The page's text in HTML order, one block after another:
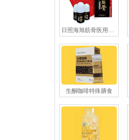
日照海旭筋骨医用冷敷贴
生酮咖啡特殊膳食